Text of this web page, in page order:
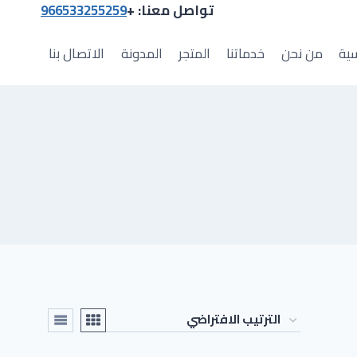
تواصل معنا: +966533255259
من نحن خدماتنا المتجر المدونة الاتصال بنا